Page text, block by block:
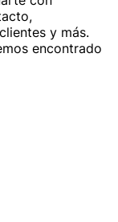
y más.
encontrado